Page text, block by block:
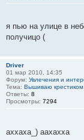
я пью на улице в
получицо (
Driver
01 мар 2010, 14:35
Форум: Увлечения и
Тема: Вышиваю крестиком
Ответы: 8
Просмотры: 7294
аххаха_) аахахха